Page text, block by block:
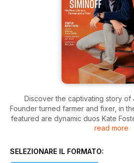
Discover the captivating story of
Founder turned farmer and fixer, in
featured are dynamic duos Kate
Jacob Pechenik & Zooey
own, Dany Garcia of the XFLS,
read more
SELEZIONARE IL FORMATO: